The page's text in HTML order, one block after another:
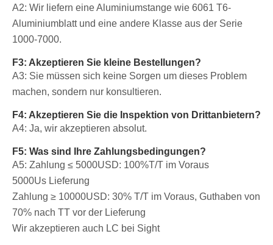
A2: Wir liefern eine Aluminiumstange wie 6061 T6-
Aluminiumblatt und eine andere Klasse aus der Serie
1000-7000.
F3: Akzeptieren Sie kleine Bestellungen?
A3: Sie müssen sich keine Sorgen um dieses Problem
machen, sondern nur konsultieren.
F4: Akzeptieren Sie die Inspektion von Drittanbietern?
A4: Ja, wir akzeptieren absolut.
F5: Was sind Ihre Zahlungsbedingungen?
A5: Zahlung ≤ 5000USD: 100%T/T im Voraus
5000Us Lieferung
Zahlung ≥ 10000USD: 30% T/T im Voraus, Guthaben von
70% nach TT vor der Lieferung
Wir akzeptieren auch LC bei Sight